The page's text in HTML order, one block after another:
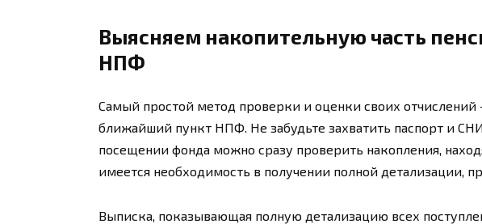
Выясняем накопительную часть
НПФ
Самый простой метод проверки и оценки своих отчислений
ближайший пункт НПФ. Не забудьте захватить паспорт и
посещении фонда можно сразу проверить накопления,
имеется необходимость в получении полной детализации,
Выписка, показывающая полную детализацию всех